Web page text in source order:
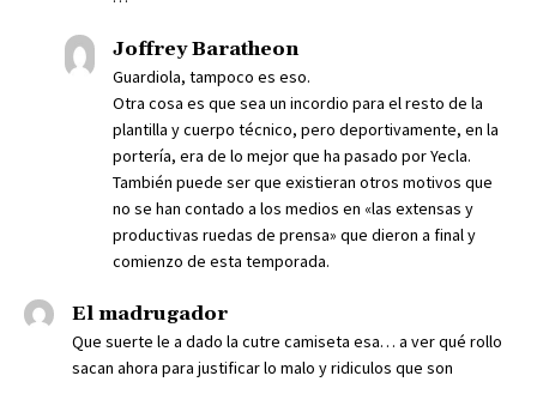
Joffrey Baratheon
Guardiola, tampoco es eso.
Otra cosa es que sea un incordio para el resto de la
plantilla y cuerpo técnico, pero deportivamente, en la
portería, era de lo mejor que ha pasado por Yecla.
También puede ser que existieran otros motivos que
no se han contado a los medios en «las extensas y
productivas ruedas de prensa» que dieron a final y
comienzo de esta temporada.
El madrugador
Que suerte le a dado la cutre camiseta esa… a ver qué rollo
sacan ahora para justificar lo malo y ridiculos que son